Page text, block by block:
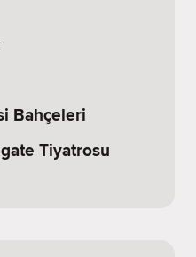
Bahçeleri
Tiyatrosu